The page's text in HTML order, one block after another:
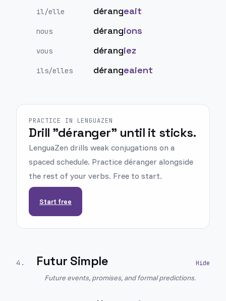
il/elle dérangeait
nous dérangions
vous dérangiez
ils/elles dérangeaient
PRACTICE IN LENGUAZEN
Drill "déranger" until it sticks.
LenguaZen drills weak conjugations on a
spaced schedule. Practice déranger alongside
the rest of your verbs. Free to start.
Start free
4 . Futur Simple
Future events, promises, and formal predictions.